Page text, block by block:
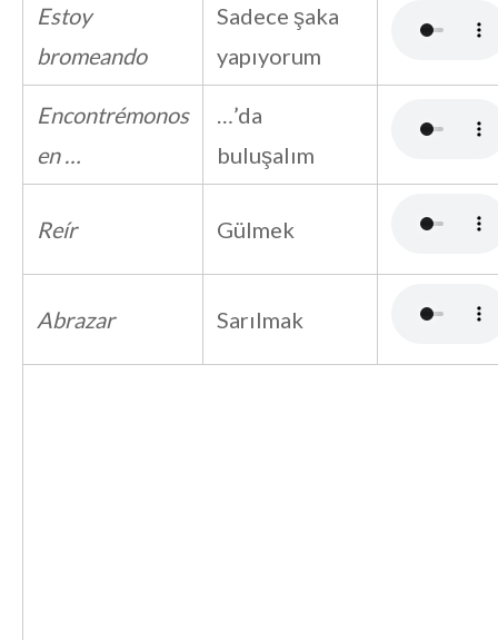
Estoy
bromeando
Sadece şaka
yapıyorum
Encontrémonos
en …
…’da
buluşalım
Reír Gülmek
Abrazar Sarılmak